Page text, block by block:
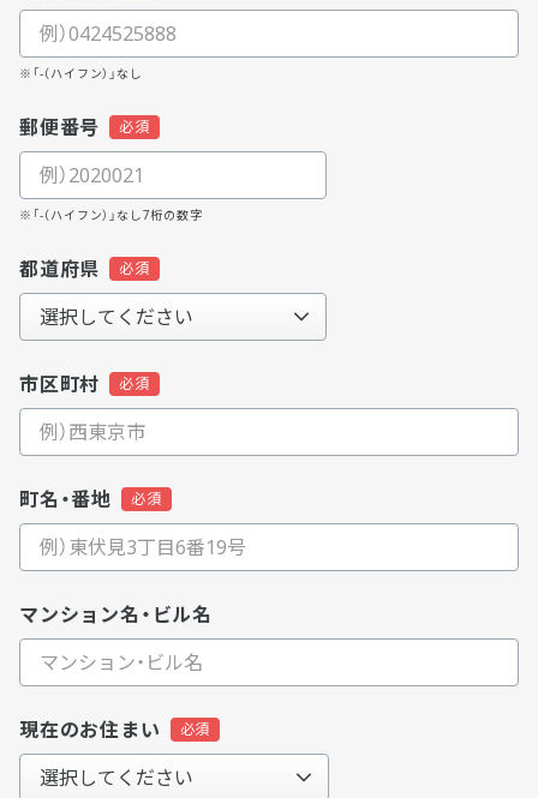
※「-（ハイフン）」なし
郵便番号
※「-（ハイフン）」なし7桁の数字
都道府県
市区町村
町名・番地
マンション名・ビル名
現在のお住まい